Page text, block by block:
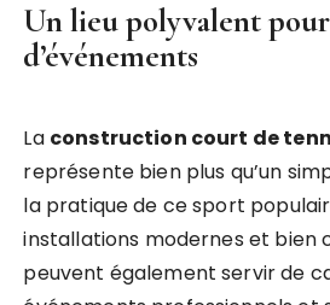
Un lieu polyvalent
d’événements
La construction court de
représente bien plus qu’un
la pratique de ce sport
installations modernes et bien
peuvent également servir de